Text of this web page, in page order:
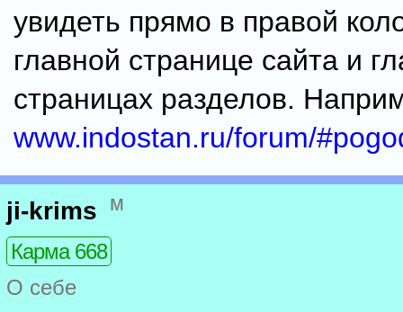
увидеть прямо в правой
главной странице сайта и
страницах разделов.
www.indostan.ru/forum/
ji-krims м
Карма 668
О себе